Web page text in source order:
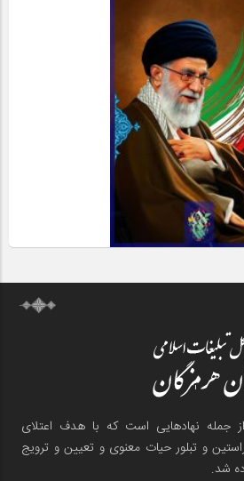
جمله نهادهایی است که با هدف اعتلای
و تبلور حیات معنوی و تعیین و ترویج
شد.